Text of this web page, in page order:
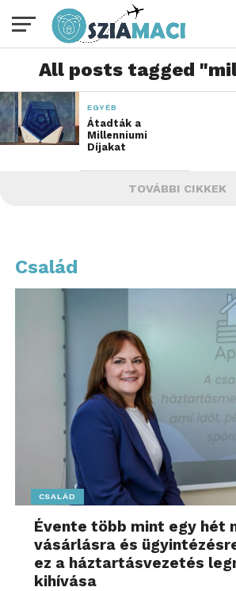
All posts tagged
EGYÉB
Átadták a
Millenniumi
Díjakat
TOVÁBBI CIKKEK
Család
CSALÁD
Évente több mint egy hét
vásárlásra és
ez a háztartásvezetés
kihívása